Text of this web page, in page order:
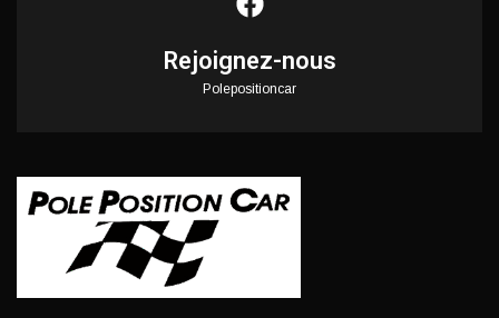
Rejoignez-nous
Polepositioncar